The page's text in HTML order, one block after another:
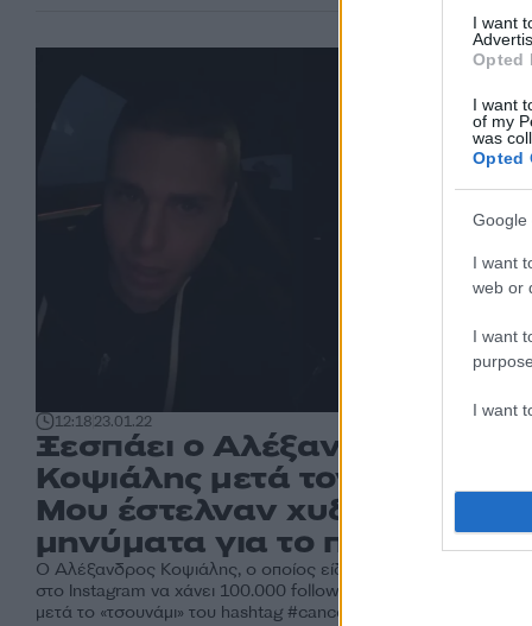
I want
Opted
I want
of my
was
Opted
Google
I want
web or
I want
I want
12:1823.01.22
Ξεσπάει ο Αλέξανδρος
Κοψιάλης μετά τον «πόλεμο»:
Μου έστελναν χυδαία
μηνύματα για το παιδί μου
Ο Αλέξανδρος Κοψιάλης, ο οποίος είδε τον λογαριασμό του
στο Instagram να χάνει 100.000 followers (!) σε λίγες μέρες
μετά το «τσουνάμι» του hashtag #cancel_kopsialis...